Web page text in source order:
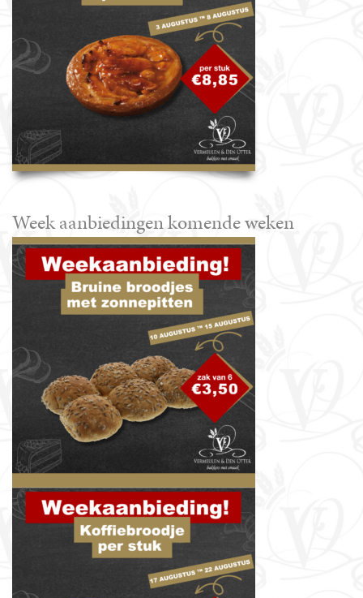
Week aanbiedingen komende weken